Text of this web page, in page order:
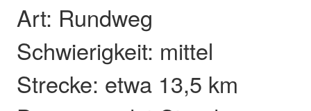
Art: Rundweg
Schwierigkeit: mittel
Strecke: etwa 13,5 km